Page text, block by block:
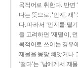
목적어로 취한다. 반면
다는 뜻으로, ‘먼지, 재
다. 따라서 ‘먼지를 떨
을 고려하면 ‘재떨이,
목적어로 쓰이는 경우
재물을 몽땅 빼앗거나
‘떨다’는 ‘남에게서 재